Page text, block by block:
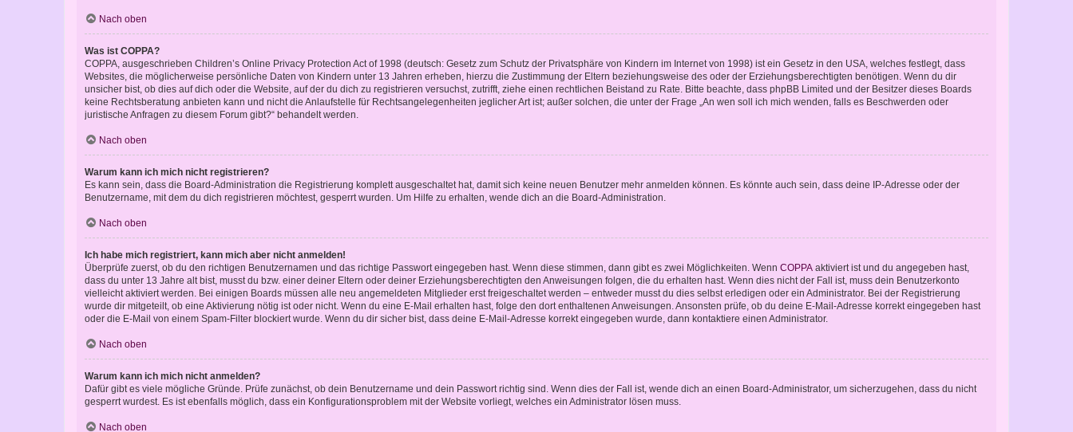
Nach oben
Was ist COPPA?
COPPA, ausgeschrieben Children’s Online Privacy Protection Act of 1998 (deutsch: Gesetz zum Schutz der Privatsphäre von Kindern im Internet von 1998) ist ein Gesetz in den USA, welches festlegt, dass
Websites, die möglicherweise persönliche Daten von Kindern unter 13 Jahren erheben, hierzu die Zustimmung der Eltern beziehungsweise des oder der Erziehungsberechtigten benötigen. Wenn du dir
unsicher bist, ob dies auf dich oder die Website, auf der du dich zu registrieren versuchst, zutrifft, ziehe einen rechtlichen Beistand zu Rate. Bitte beachte, dass phpBB Limited und der Besitzer dieses Boards
keine Rechtsberatung anbieten kann und nicht die Anlaufstelle für Rechtsangelegenheiten jeglicher Art ist; außer solchen, die unter der Frage „An wen soll ich mich wenden, falls es Beschwerden oder
juristische Anfragen zu diesem Forum gibt?“ behandelt werden.
Nach oben
Warum kann ich mich nicht registrieren?
Es kann sein, dass die Board-Administration die Registrierung komplett ausgeschaltet hat, damit sich keine neuen Benutzer mehr anmelden können. Es könnte auch sein, dass deine IP-Adresse oder der
Benutzername, mit dem du dich registrieren möchtest, gesperrt wurden. Um Hilfe zu erhalten, wende dich an die Board-Administration.
Nach oben
Ich habe mich registriert, kann mich aber nicht anmelden!
Überprüfe zuerst, ob du den richtigen Benutzernamen und das richtige Passwort eingegeben hast. Wenn diese stimmen, dann gibt es zwei Möglichkeiten. Wenn COPPA aktiviert ist und du angegeben hast,
dass du unter 13 Jahre alt bist, musst du bzw. einer deiner Eltern oder deiner Erziehungsberechtigten den Anweisungen folgen, die du erhalten hast. Wenn dies nicht der Fall ist, muss dein Benutzerkonto
vielleicht aktiviert werden. Bei einigen Boards müssen alle neu angemeldeten Mitglieder erst freigeschaltet werden – entweder musst du dies selbst erledigen oder ein Administrator. Bei der Registrierung
wurde dir mitgeteilt, ob eine Aktivierung nötig ist oder nicht. Wenn du eine E-Mail erhalten hast, folge den dort enthaltenen Anweisungen. Ansonsten prüfe, ob du deine E-Mail-Adresse korrekt eingegeben hast
oder die E-Mail von einem Spam-Filter blockiert wurde. Wenn du dir sicher bist, dass deine E-Mail-Adresse korrekt eingegeben wurde, dann kontaktiere einen Administrator.
Nach oben
Warum kann ich mich nicht anmelden?
Dafür gibt es viele mögliche Gründe. Prüfe zunächst, ob dein Benutzername und dein Passwort richtig sind. Wenn dies der Fall ist, wende dich an einen Board-Administrator, um sicherzugehen, dass du nicht
gesperrt wurdest. Es ist ebenfalls möglich, dass ein Konfigurationsproblem mit der Website vorliegt, welches ein Administrator lösen muss.
Nach oben